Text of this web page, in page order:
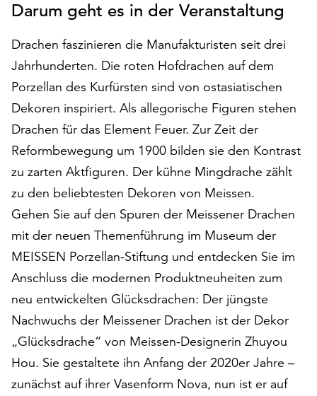
alle
Cookies
zu
akzeptieren.
Sie
können
Ihr
Einverständnis
jederzeit
ändern
und
widerrufen.
Dafür
steht
Ihnen
am
Ende
der
Seite
die
Schaltfläche
„Cookie-
Einstellungen“
zur
Darum geht es in der Veranstaltung
Drachen faszinieren die Manufakturisten seit drei
Jahrhunderten. Die roten Hofdrachen auf dem
Porzellan des Kurfürsten sind von ostasiatischen
Dekoren inspiriert. Als allegorische Figuren stehen
Drachen für das Element Feuer. Zur Zeit der
Reformbewegung um 1900 bilden sie den Kontrast
zu zarten Aktfiguren. Der kühne Mingdrache zählt
zu den beliebtesten Dekoren von Meissen.
Gehen Sie auf den Spuren der Meissener Drachen
mit der neuen Themenführung im Museum der
MEISSEN Porzellan-Stiftung und entdecken Sie im
Anschluss die modernen Produktneuheiten zum
neu entwickelten Glücksdrachen: Der jüngste
Nachwuchs der Meissener Drachen ist der Dekor
„Glücksdrache“ von Meissen-Designerin Zhuyou
Hou. Sie gestaltete ihn Anfang der 2020er Jahre –
zunächst auf ihrer Vasenform Nova, nun ist er auf